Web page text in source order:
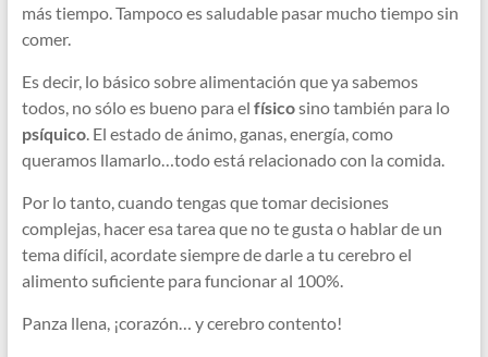
más tiempo. Tampoco es saludable pasar mucho tiempo sin
comer.
Es decir, lo básico sobre alimentación que ya sabemos
todos, no sólo es bueno para el físicosino también para lo
psíquico. El estado de ánimo, ganas, energía, como
queramos llamarlo…todo está relacionado con la comida.
Por lo tanto, cuando tengas que tomar decisiones
complejas, hacer esa tarea que no te gusta o hablar de un
tema difícil, acordate siempre de darle a tu cerebro el
alimento suficiente para funcionar al 100%.
Panza llena, ¡corazón… y cerebro contento!